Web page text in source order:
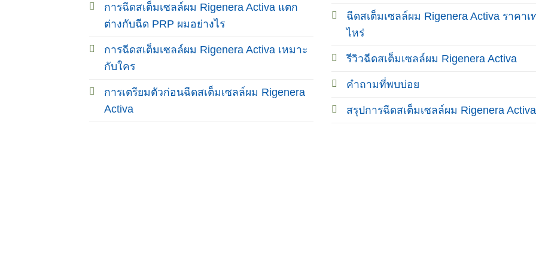
การฉีดสเต็มเซลล์ผม Rigenera Activa แตก
ต่างกับฉีด PRP ผมอย่างไร
การฉีดสเต็มเซลล์ผม Rigenera Activa เหมาะ
กับใคร
การเตรียมตัวก่อนฉีดสเต็มเซลล์ผม Rigenera
Activa
ฉีดสเต็มเซลล์ผม Rigenera Activa ราคาเ
ไหร่
รีวิวฉีดสเต็มเซลล์ผม Rigenera Activa
คำถามที่พบบ่อย
สรุปการฉีดสเต็มเซลล์ผม Rigenera Activa